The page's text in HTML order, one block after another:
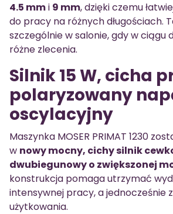
4.5 mmi 9 mm, dzięki czemu
do pracy na różnych długościach.
szczególnie w salonie, gdy w ciągu
różne zlecenia.
Silnik 15 W, cicha
polaryzowany
oscylacyjny
Maszynka MOSER PRIMAT 1230
w nowy mocny, cichy silnik
dwubiegunowy o zwiększonej
konstrukcja pomaga utrzymać
intensywnej pracy, a jednocześnie
użytkowania.